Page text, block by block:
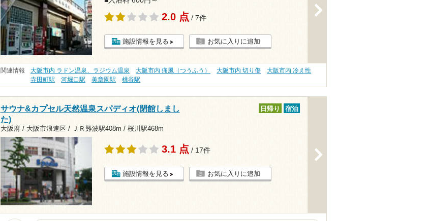
2.0 点 / 7件
施設情報を見る お気に入りに追加
関連情報 大阪市内 ラドン温泉、ラジウム温泉 大阪市内 痛風（つうふう） 大阪市内 切り傷
大阪市内 冷え性
寺田町駅
河堀口駅 美章園駅 桃谷駅
サウナ&カプセル天然温泉スパディオ(閉館しまし
た)
大阪府 / 大阪市浪速区 / ＪＲ難波駅408m / 桜川駅468m
日帰り 宿泊
3.1 点 / 17件
施設情報を見る お気に入りに追加